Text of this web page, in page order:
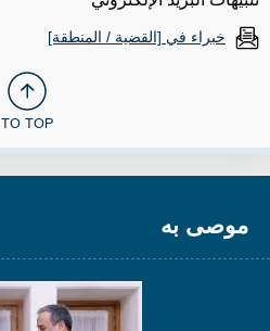
خبراء في [القضية / المنطقة]
TO TOP
موصى به